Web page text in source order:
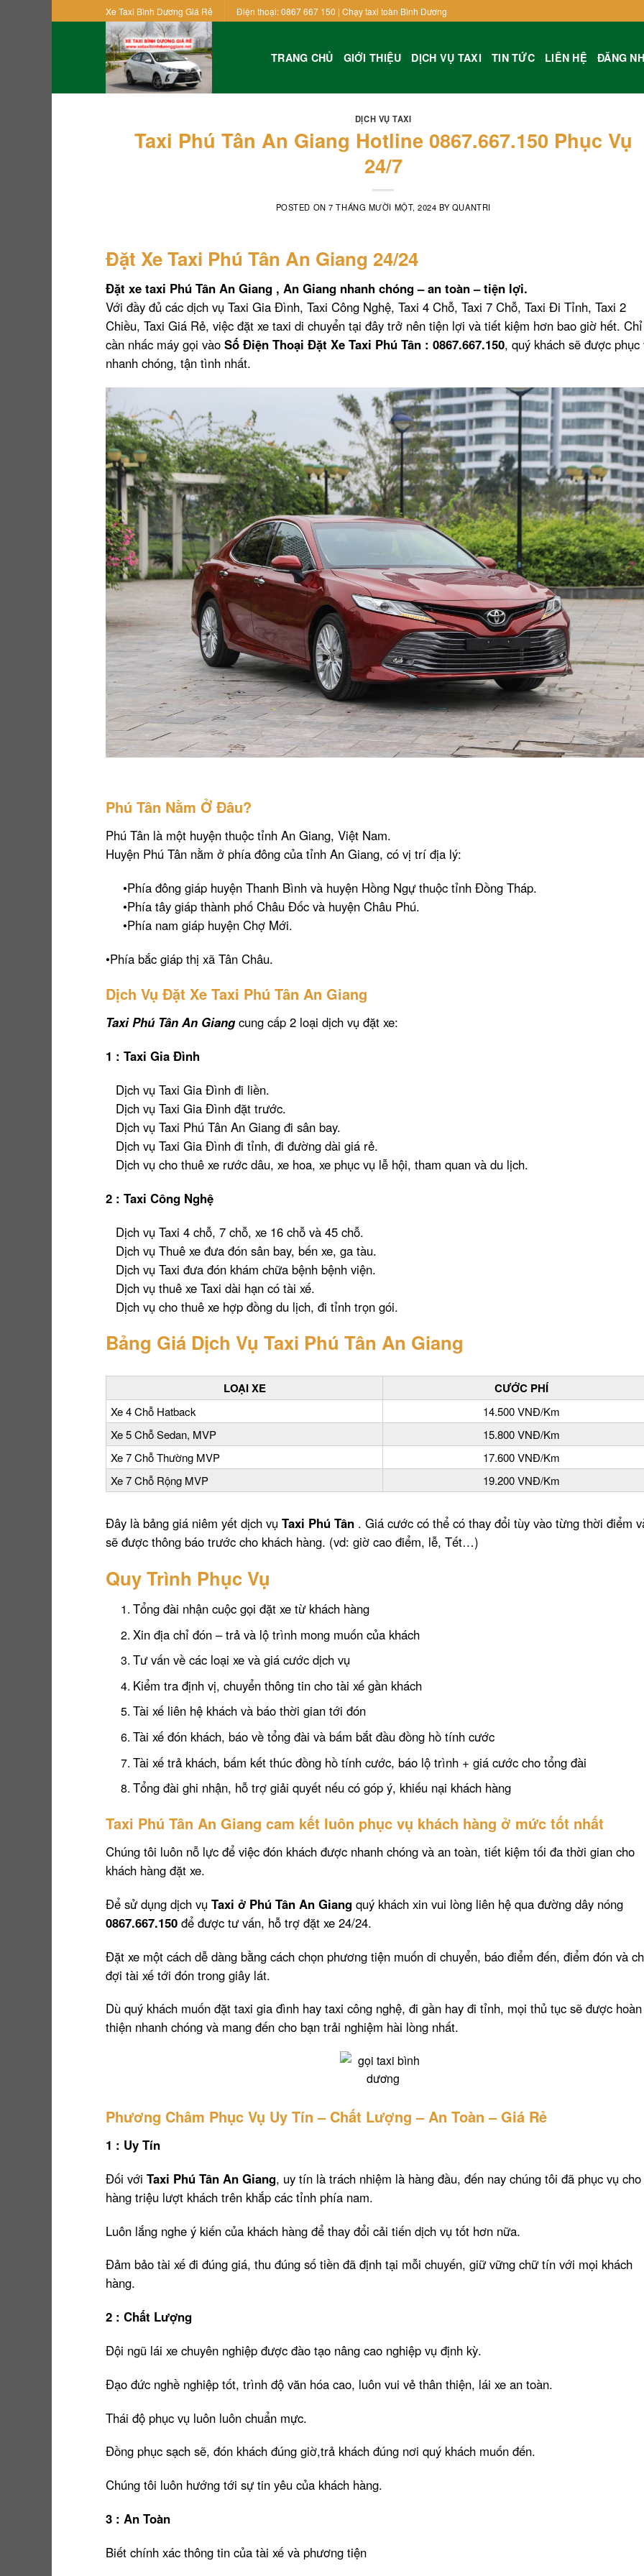
to
Xe Taxi Bình Dương Giá Rẻ Điện thoại: 0867 667 150 | Chạy taxi toàn Bình Dương
TRANG CHỦ GIỚI THIỆU DỊCH VỤ TAXI TIN TỨC LIÊN HỆ ĐĂNG
DỊCH VỤ TAXI
Taxi Phú Tân An Giang Hotline 0867.667.150 Phục Vụ
24/7
POSTED ON7 THÁNG MƯỜI MỘT, 2024 BYQUANTRI
Đặt Xe Taxi Phú Tân An Giang 24/24
Đặt xe taxi Phú Tân An Giang , An Giang nhanh chóng – an toàn – tiện lợi.
Với đầy đủ các dịch vụ Taxi Gia Đình, Taxi Công Nghệ, Taxi 4 Chỗ, Taxi 7 Chỗ, Taxi Đi Tỉnh, Taxi 2
Chiều, Taxi Giá Rẻ, việc đặt xe taxi di chuyển tại đây trở nên tiện lợi và tiết kiệm hơn bao giờ hết. Chỉ
cần nhấc máy gọi vào Số Điện Thoại Đặt Xe Taxi Phú Tân : 0867.667.150, quý khách sẽ được phục
nhanh chóng, tận tình nhất.
Phú Tân Nằm Ở Đâu?
Phú Tân là một huyện thuộc tỉnh An Giang, Việt Nam.
Huyện Phú Tân nằm ở phía đông của tỉnh An Giang, có vị trí địa lý:
•Phía đông giáp huyện Thanh Bình và huyện Hồng Ngự thuộc tỉnh Đồng Tháp.
•Phía tây giáp thành phố Châu Đốc và huyện Châu Phú.
•Phía nam giáp huyện Chợ Mới.
•Phía bắc giáp thị xã Tân Châu.
Dịch Vụ Đặt Xe Taxi Phú Tân An Giang
Taxi Phú Tân An Giangcung cấp 2 loại dịch vụ đặt xe:
1 : Taxi Gia Đình
Dịch vụ Taxi Gia Đình đi liền.
Dịch vụ Taxi Gia Đình đặt trước.
Dịch vụ Taxi Phú Tân An Giang đi sân bay.
Dịch vụ Taxi Gia Đình đi tỉnh, đi đường dài giá rẻ.
Dịch vụ cho thuê xe rước dâu, xe hoa, xe phục vụ lễ hội, tham quan và du lịch.
2 : Taxi Công Nghệ
Dịch vụ Taxi 4 chỗ, 7 chỗ, xe 16 chỗ và 45 chỗ.
Dịch vụ Thuê xe đưa đón sân bay, bến xe, ga tàu.
Dịch vụ Taxi đưa đón khám chữa bệnh bệnh viện.
Dịch vụ thuê xe Taxi dài hạn có tài xế.
Dịch vụ cho thuê xe hợp đồng du lịch, đi tỉnh trọn gói.
Bảng Giá Dịch Vụ Taxi Phú Tân An Giang
LOẠI XE CƯỚC PHÍ
Xe 4 Chỗ Hatback
14.500 VNĐ/Km
Xe 5 Chỗ Sedan, MVP
15.800 VNĐ/Km
Xe 7 Chỗ Thường MVP
17.600 VNĐ/Km
Xe 7 Chỗ Rộng MVP
19.200 VNĐ/Km
Đây là bảng giá niêm yết dịch vụ Taxi Phú Tân . Giá cước có thể có thay đổi tùy vào từng thời điểm
sẽ được thông báo trước cho khách hàng. (vd: giờ cao điểm, lễ, Tết…)
Quy Trình Phục Vụ
Tổng đài nhận cuộc gọi đặt xe từ khách hàng
Xin địa chỉ đón – trả và lộ trình mong muốn của khách
Tư vấn về các loại xe và giá cước dịch vụ
Kiểm tra định vị, chuyển thông tin cho tài xế gần khách
Tài xế liên hệ khách và báo thời gian tới đón
Tài xế đón khách, báo về tổng đài và bấm bắt đầu đồng hồ tính cước
Tài xế trả khách, bấm kết thúc đồng hồ tính cước, báo lộ trình + giá cước cho tổng đài
Tổng đài ghi nhận, hỗ trợ giải quyết nếu có góp ý, khiếu nại khách hàng
Taxi Phú Tân An Giang cam kết luôn phục vụ khách hàng ở mức tốt nhất
Chúng tôi luôn nỗ lực để việc đón khách được nhanh chóng và an toàn, tiết kiệm tối đa thời gian cho
khách hàng đặt xe.
Để sử dụng dịch vụ Taxi ở Phú Tân An Giang quý khách xin vui lòng liên hệ qua đường dây nóng
0867.667.150 để được tư vấn, hỗ trợ đặt xe 24/24.
Đặt xe một cách dễ dàng bằng cách chọn phương tiện muốn di chuyển, báo điểm đến, điểm đón và
đợi tài xế tới đón trong giây lát.
Dù quý khách muốn đặt taxi gia đình hay taxi công nghệ, đi gần hay đi tỉnh, mọi thủ tục sẽ được hoàn
thiện nhanh chóng và mang đến cho bạn trải nghiệm hài lòng nhất.
Phương Châm Phục Vụ Uy Tín – Chất Lượng – An Toàn – Giá Rẻ
1 : Uy Tín
Đối với Taxi Phú Tân An Giang, uy tín là trách nhiệm là hàng đầu, đến nay chúng tôi đã phục vụ cho
hàng triệu lượt khách trên khắp các tỉnh phía nam.
Luôn lắng nghe ý kiến của khách hàng để thay đổi cải tiến dịch vụ tốt hơn nữa.
Đảm bảo tài xế đi đúng giá, thu đúng số tiền đã định tại mỗi chuyến, giữ vững chữ tín với mọi khách
hàng.
2 : Chất Lượng
Đội ngũ lái xe chuyên nghiệp được đào tạo nâng cao nghiệp vụ định kỳ.
Đạo đức nghề nghiệp tốt, trình độ văn hóa cao, luôn vui vẻ thân thiện, lái xe an toàn.
Thái độ phục vụ luôn luôn chuẩn mực.
Đồng phục sạch sẽ, đón khách đúng giờ,trả khách đúng nơi quý khách muốn đến.
Chúng tôi luôn hướng tới sự tin yêu của khách hàng.
3 : An Toàn
Biết chính xác thông tin của tài xế và phương tiện